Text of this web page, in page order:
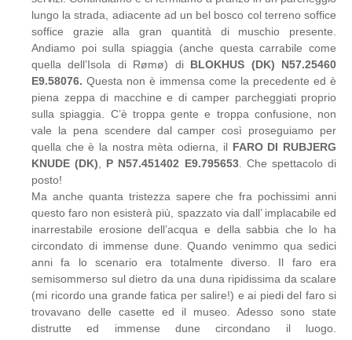
lungo la strada, adiacente ad un bel bosco col terreno soffice
soffice grazie alla gran quantità di muschio presente.
Andiamo poi sulla spiaggia (anche questa carrabile come
quella dell’Isola di Rømø) di BLOKHUS (DK) N57.25460
E9.58076. Questa non è immensa come la precedente ed è
piena zeppa di macchine e di camper parcheggiati proprio
sulla spiaggia. C’è troppa gente e troppa confusione, non
vale la pena scendere dal camper così proseguiamo per
quella che è la nostra mèta odierna, il FARO DI RUBJERG
KNUDE (DK)
P N57.451402 E9.795653. Che spettacolo di
posto!
Ma anche quanta tristezza sapere che fra pochissimi anni
questo faro non esisterà più, spazzato via dall’ implacabile ed
inarrestabile erosione dell’acqua e della sabbia che lo ha
circondato di immense dune. Quando venimmo qua sedici
anni fa lo scenario era totalmente diverso. Il faro era
semisommerso sul dietro da una duna ripidissima da scalare
(mi ricordo una grande fatica per salire!) e ai piedi del faro si
trovavano delle casette ed il museo. Adesso sono state
distrutte ed immense dune circondano il luogo.